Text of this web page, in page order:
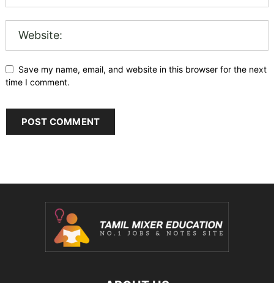
Save my name, email, and website in this browser for the next
time I comment.